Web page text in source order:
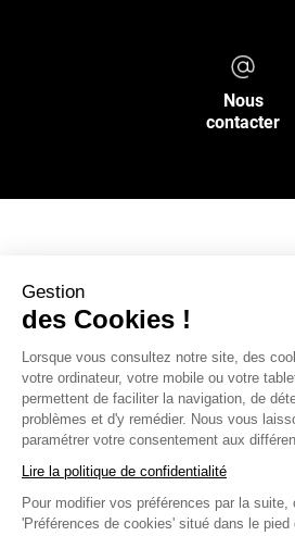
Gestion
des Cookies !
Lorsque vous consultez notre site, des
votre ordinateur, votre mobile ou votre
permettent de faciliter la navigation, de
problèmes et d'y remédier. Nous vous
paramétrer votre consentement aux
Lire la politique de confidentialité
Pour modifier vos préférences par la suite,
'Préférences de cookies' situé dans le pied
Nous
contacter
INFOS PRATIQUES
L’ENSEIGNE DISTRICENTER
Suivez-nous
Moyens de